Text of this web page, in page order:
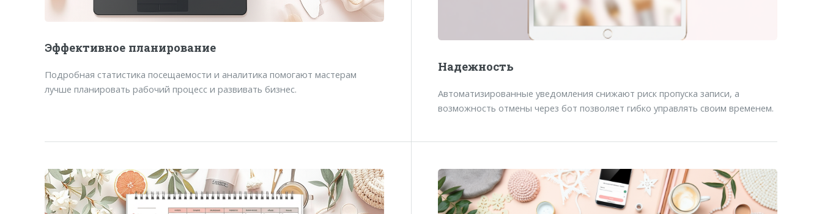
Эффективное планирование
Подробная статистика посещаемости и аналитика помогают мастерам
лучше планировать рабочий процесс и развивать бизнес.
Надежность
Автоматизированные уведомления снижают риск пропуска записи, а
возможность отмены через бот позволяет гибко управлять своим временем.